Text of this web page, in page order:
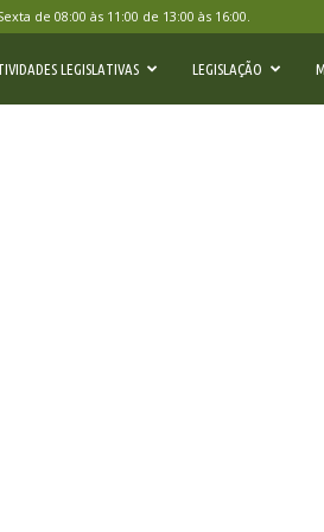
de 08:00 às 11:00 de 13:00 às 16:00.
LEGISLATIVAS LEGISLAÇÃO